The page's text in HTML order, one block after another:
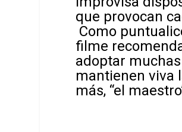
que provocan
Como
filme
adoptar
mantienen viva
más, “el